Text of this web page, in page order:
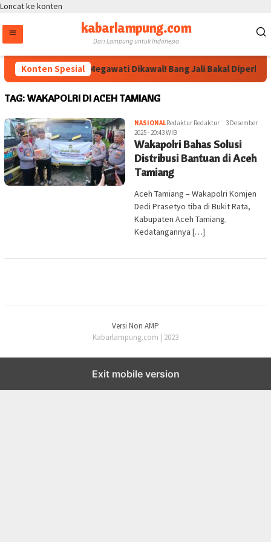
Loncat ke konten
kabarlampung.com
Dari Lampung untuk Indonesia
Konten SpesialArahan Megawati Dikawal! Bang Jali Bakal
TAG: WAKAPOLRI DI ACEH TAMIANG
NASIONALRedaktur Redaktur
3 Desember
2025 - 20:43 WIB
Wakapolri Bahas Solusi
Distribusi Bantuan di Aceh
Tamiang
Aceh Tamiang – Wakapolri Komjen
Dedi Prasetyo tiba di Bukit Rata,
Kabupaten Aceh Tamiang.
Kedatangannya […]
Versi Non AMP
Kabarlampung.com | 2023
Exit mobile version